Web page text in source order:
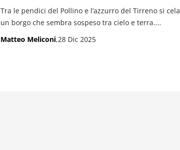
Tra le pendici del Pollino e l’azzurro del Tirreno si cela
un borgo che sembra sospeso tra cielo e terra....
Matteo Meliconi,28 Dic 2025